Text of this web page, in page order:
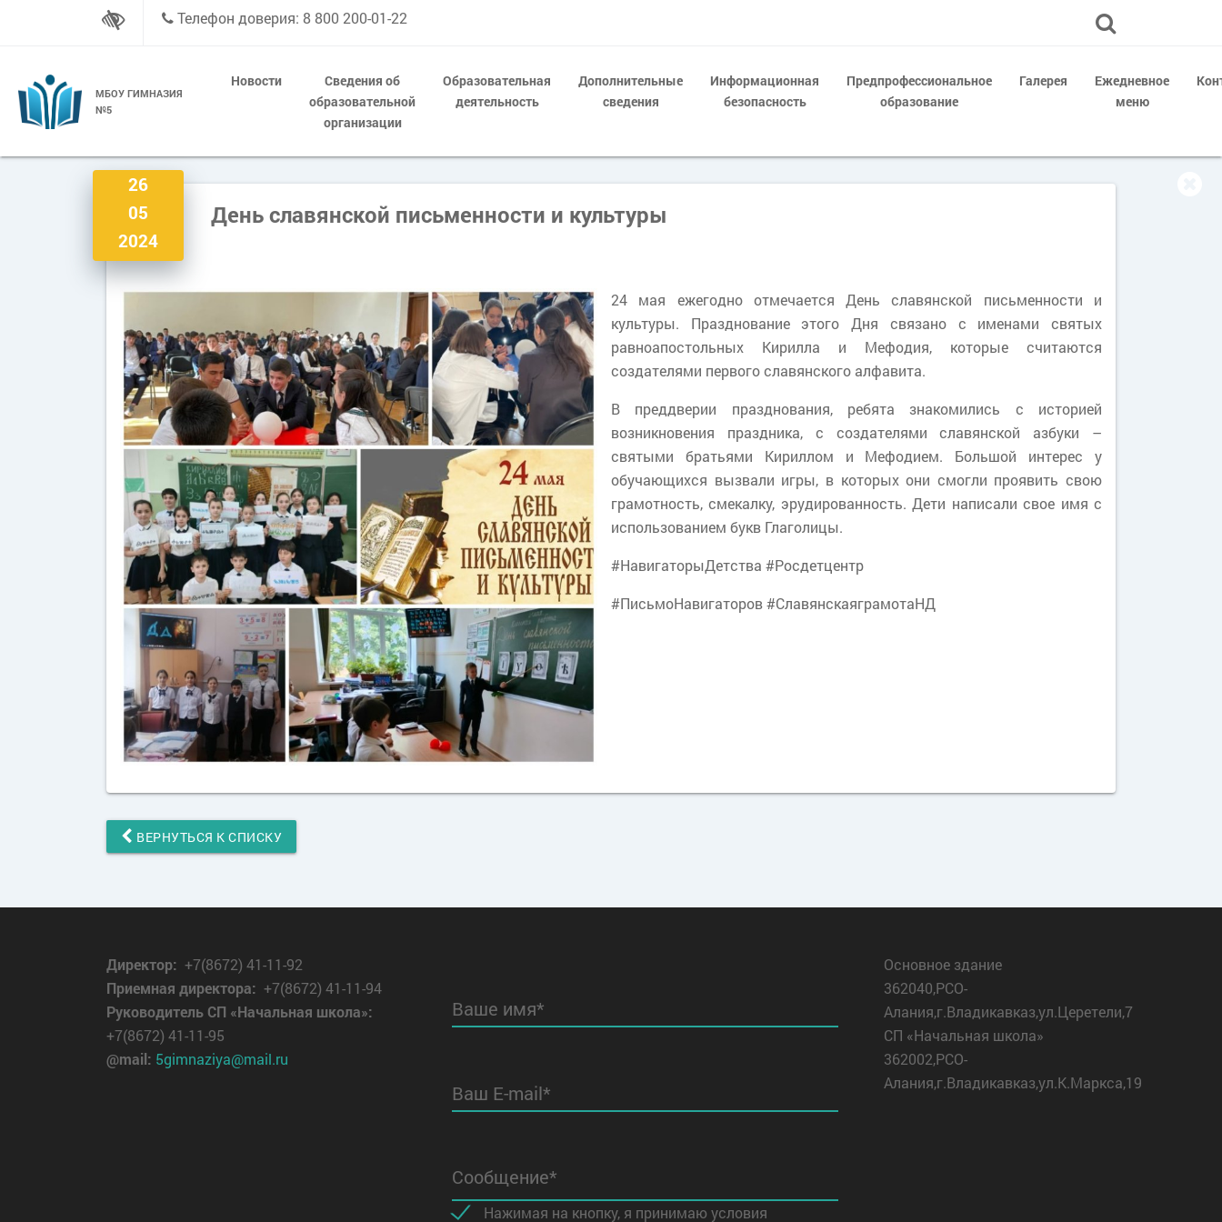
Телефон доверия: 8 800 200-01-22
МБОУ ГИМНАЗИЯ
№5
Новости
Сведения об
образовательной
организации
Образовательная
деятельность
Дополнительные
сведения
Информационная
безопасность
Предпрофессиональное
образование
Галерея
Ежедневное
меню
26
05
2024
День славянской письменности и культуры
24 мая ежегодно отмечается День славянской письменности и
культуры. Празднование этого Дня связано с именами святых
равноапостольных Кирилла и Мефодия, которые считаются
создателями первого славянского алфавита.
В преддверии празднования, ребята знакомились с историей
возникновения праздника, с создателями славянской азбуки –
святыми братьями Кириллом и Мефодием. Большой интерес у
обучающихся вызвали игры, в которых они смогли проявить свою
грамотность, смекалку, эрудированность. Дети написали свое имя с
использованием букв Глаголицы.
#НавигаторыДетства #Росдетцентр
#ПисьмоНавигаторов #СлавянскаяграмотаНД
ВЕРНУТЬСЯ К СПИСКУ
Директор: +7(8672) 41-11-92
Приемная директора: +7(8672) 41-11-94
Руководитель СП «Начальная школа»:
+7(8672) 41-11-95
@mail: 5gimnaziya@mail.ru
Ваше имя*
Ваш E-mail*
Сообщение*
Нажимая на кнопку, я принимаю условия
Основное здание
362040,РСО-
Алания,г.Владикавказ,ул.Церетели,7
СП «Начальная школа»
362002,РСО-
Алания,г.Владикавказ,ул.К.Маркса,19